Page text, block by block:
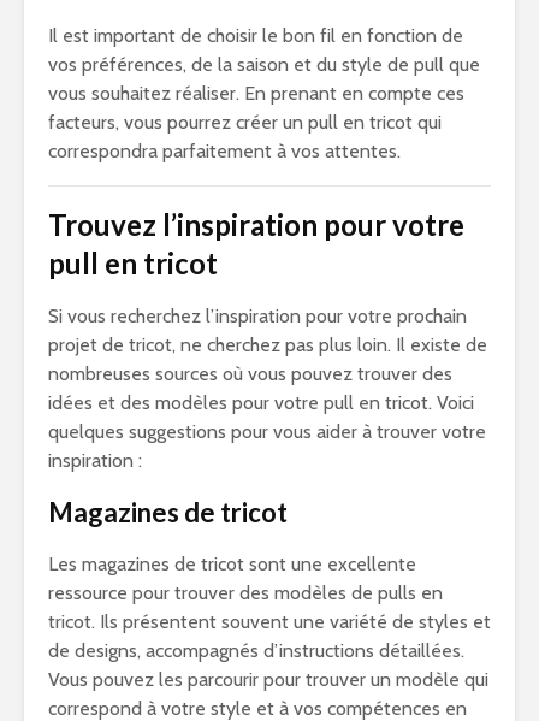
Il est important de choisir le bon fil en fonction de
vos préférences, de la saison et du style de pull que
vous souhaitez réaliser. En prenant en compte ces
facteurs, vous pourrez créer un pull en tricot qui
correspondra parfaitement à vos attentes.
Trouvez l’inspiration pour votre
pull en tricot
Si vous recherchez l’inspiration pour votre prochain
projet de tricot, ne cherchez pas plus loin. Il existe de
nombreuses sources où vous pouvez trouver des
idées et des modèles pour votre pull en tricot. Voici
quelques suggestions pour vous aider à trouver votre
inspiration :
Magazines de tricot
Les magazines de tricot sont une excellente
ressource pour trouver des modèles de pulls en
tricot. Ils présentent souvent une variété de styles et
de designs, accompagnés d’instructions détaillées.
Vous pouvez les parcourir pour trouver un modèle qui
correspond à votre style et à vos compétences en